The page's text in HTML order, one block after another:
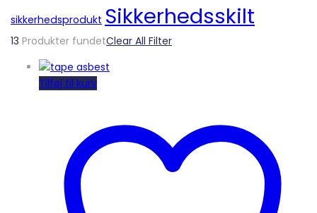
sikkerhedsprodukt Sikkerhedsskilt
13 Produkter fundetClear All Filter
Tilføj til kurv